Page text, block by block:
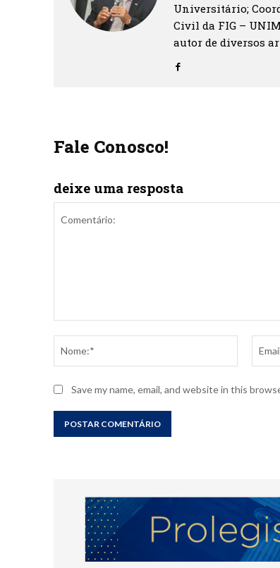
Universitário;
Civil da FIG –
autor de diversos
Fale Conosco!
deixe uma resposta
Save my name, email, and website in this